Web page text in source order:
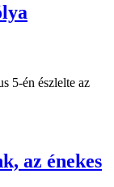
5-én észlelte az
az énekes